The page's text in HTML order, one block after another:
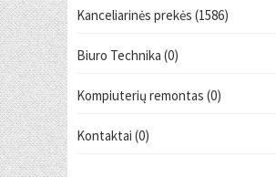
Kanceliarinės prekės (1586)
Biuro Technika (0)
Kompiuterių remontas (0)
Kontaktai (0)